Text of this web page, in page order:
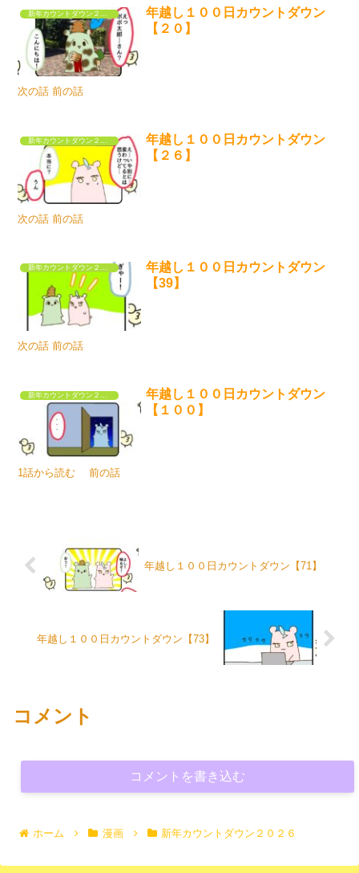
年越し１００日カウントダウン
【２０】
次の話 前の話
年越し１００日カウントダウン
【２６】
次の話 前の話
新年カウントダウン２０２６
年越し１００日カウントダウン
【39】
次の話 前の話
年越し１００日カウントダウン
【１００】
1話から読む 前の話
年越し１００日カウントダウン【71】
年越し１００日カウントダウン【73】
コメント
コメントを書き込む
ホーム 漫画 新年カウントダウン２０２６